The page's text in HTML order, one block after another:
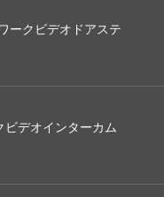
ークビデオドアステ
ビデオインターカム